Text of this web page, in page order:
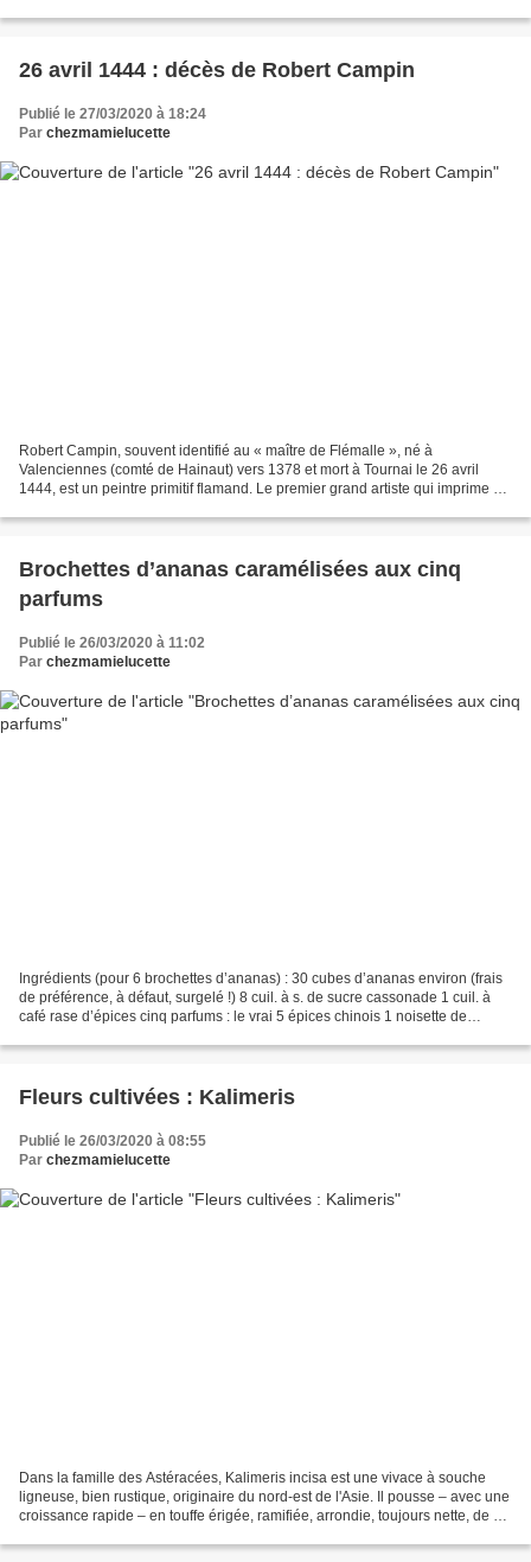
26 avril 1444 : décès de Robert Campin
Publié le 27/03/2020 à 18:24
Par chezmamielucette
Robert Campin, souvent identifié au « maître de Flémalle », né à
Valenciennes (comté de Hainaut) vers 1378 et mort à Tournai le 26 avril
1444, est un peintre primitif flamand. Le premier grand artiste qui imprime sa
Brochettes d’ananas caramélisées aux cinq
parfums
Publié le 26/03/2020 à 11:02
Par chezmamielucette
Ingrédients (pour 6 brochettes d’ananas) : 30 cubes d’ananas environ (frais
de préférence, à défaut, surgelé !) 8 cuil. à s. de sucre cassonade 1 cuil. à
café rase d’épices cinq parfums : le vrai 5 épices chinois 1 noisette de
Fleurs cultivées : Kalimeris
Publié le 26/03/2020 à 08:55
Par chezmamielucette
Dans la famille des Astéracées, Kalimeris incisa est une vivace à souche
ligneuse, bien rustique, originaire du nord-est de l'Asie. Il pousse – avec une
croissance rapide – en touffe érigée, ramifiée, arrondie, toujours nette, de 60